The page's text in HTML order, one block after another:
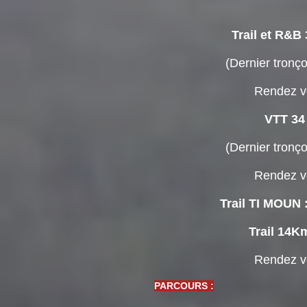
Trail et R&B
(Dernier
Rendez
VTT
(Dernier
Rendez
Trail TI MOUN
Trail
Rendez
PARCOURS :